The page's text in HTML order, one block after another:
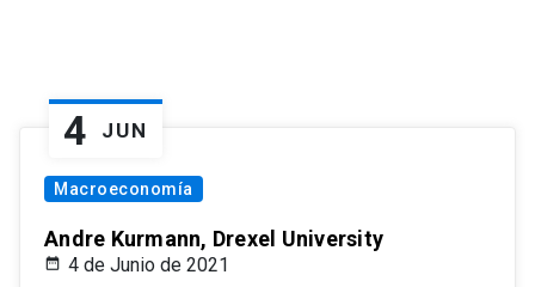
4 JUN
Macroeconomía
Andre Kurmann, Drexel University
4 de Junio de 2021